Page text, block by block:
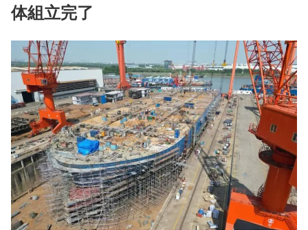
自航式5,000トン吊りクレーン船の船体組立完了
自航式5,000トン吊りクレーン船の概要
自航式5,000トン吊りクレーン船の船
体組立完了